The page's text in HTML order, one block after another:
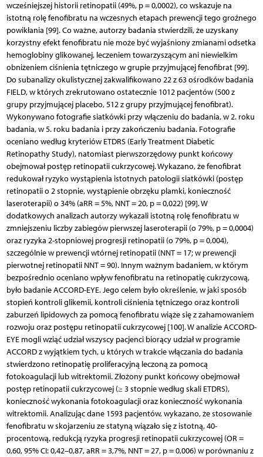
wcześniejszej historii retinopatii (49%, p = 0,0002), co wskazuje na
istotną rolę fenofibratu na wczesnych etapach prewencji tego groźnego
powikłania [99]. Co ważne, autorzy badania stwierdzili, że uzyskany
korzystny efekt fenofibratu nie może być wyjaśniony zmianami odsetka
hemoglobiny glikowanej, leczeniem towarzyszącym ani niewielkim
obniżeniem ciśnienia tętniczego w grupie przyjmującej fenofibrat [99].
Do subanalizy okulistycznej zakwalifikowano 22 z 63 ośrodków badania
FIELD, w których zrekrutowano ostatecznie 1012 pacjentów (500 z
grupy przyjmującej placebo, 512 z grupy przyjmującej fenofibrat).
Wykonywano fotografie siatkówki przy włączeniu do badania, w 2. roku
badania, w 5. roku badania i przy zakończeniu badania. Fotografie
oceniano według kryteriów ETDRS (Early Treatment Diabetic
Retinopathy Study), natomiast pierwszorzędowy punkt końcowy
obejmował postęp retinopatii cukrzycowej. Wykazano, że fenofibrat
redukował ryzyko wystąpienia istotnych patologii siatkówki (postęp
retinopatii o 2 stopnie, wystąpienie obrzęku plamki, konieczność
laseroterapii) o 34% (aRR = 5%, NNT = 20, p = 0,022) [99]. W
dodatkowych analizach autorzy wykazali istotną rolę fenofibratu w
zmniejszeniu liczby zabiegów pierwszej laseroterapii (o 79%, p = 0,0004)
oraz ryzyka 2-stopniowej progresji retinopatii (o 79%, p = 0,004),
szczególnie w prewencji wtórnej retinopatii (NNT = 17; w prewencji
pierwotnej retinopatii NNT = 90). Innym ważnym badaniem, w którym
bezpośrednio oceniano wpływ fenofibratu na retinopatię cukrzycową,
było badanie ACCORD-EYE. Jego celem było określenie, w jaki sposób
stopień kontroli glikemii, kontroli ciśnienia tętniczego oraz kontroli
zaburzeń lipidowych za pomocą fenofibratu wiąże się z zahamowaniem
rozwoju oraz postępu retinopatii cukrzycowej [100]. W analizie ACCORD-
EYE mogli wziąć udział wszyscy pacjenci biorący udział w programie
ACCORD z wyjątkiem tych, u których w trakcie włączania do badania
stwierdzono retinopatię proliferacyjną leczoną za pomocą
fotokoagulacji lub witrektomii. Złożony punkt końcowy obejmował
postęp retinopatii cukrzycowej (≥ 3 stopnie według skali ETDRS),
konieczność wykonania fotokoagulacji oraz konieczność wykonania
witrektomii. Analizując dane 1593 pacjentów, wykazano, że stosowanie
fenofibratu w skojarzeniu ze statyną wiązało się z istotną, 40-
procentową, redukcją ryzyka progresji retinopatii cukrzycowej (OR =
0,60, 95% CI: 0,42–0,87, aRR = 3,7%, NNT = 27, p = 0,006) w porównaniu z